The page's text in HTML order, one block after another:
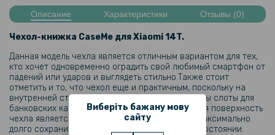
Виберіть бажану мову
сайту
Противоударная гидрогелевая пленка Hydrogel Film для Xiaomi 14T
на заднюю панель, Transparent
203 грн
239 грн
Защитное стекло Tempered Glass 0.3mm для Xiaomi 14T
239 грн
Описание Характеристики Отзывы (0)
Чехол-книжка CaseMe дляXiaomi 14T​.
Данная модель чехла является отличным вариантом для тех,
кто хочет одновременно оградить свой любимый смартфон от
падений или ударов и выглядеть стильно.Также стоит
отметить и то, что чехол еще и практичным, поскольку на
внутренней стороне верхней крышки размещены слоты для
банковских карт или денег, например. Наружная поверхность
чехла является износостойкой, что позволит максимально
долго сохранить его внешний вид в отличном состоянии.